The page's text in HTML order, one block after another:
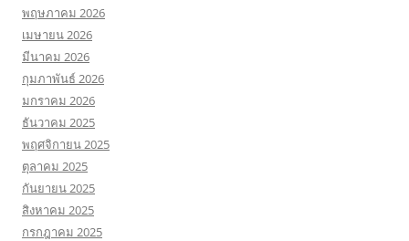
พฤษภาคม 2026
เมษายน 2026
มีนาคม 2026
กุมภาพันธ์ 2026
มกราคม 2026
ธันวาคม 2025
พฤศจิกายน 2025
ตุลาคม 2025
กันยายน 2025
สิงหาคม 2025
กรกฎาคม 2025